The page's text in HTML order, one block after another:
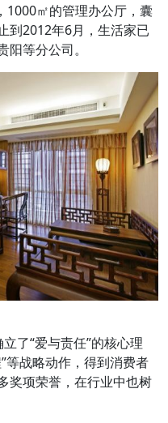
1000㎡的管理办公厅，囊
到2012年6月，生活家已
等分公司。
了“爱与责任”的核心理
等战略动作，得到消费者
奖项荣誉，在行业中也树